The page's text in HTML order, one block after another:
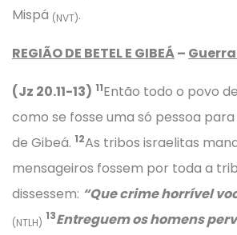
Mispá (NVT).
REGIÃO DE BETEL E GIBEÁ–
(Jz 20.11-13) 11Então todo o povo
como se fosse uma só pessoa
de Gibeá. 12As tribos israelitas
mensageiros fossem por toda a
dissessem: “Que crime horrível
(NTLH)
13Entreguem os homens